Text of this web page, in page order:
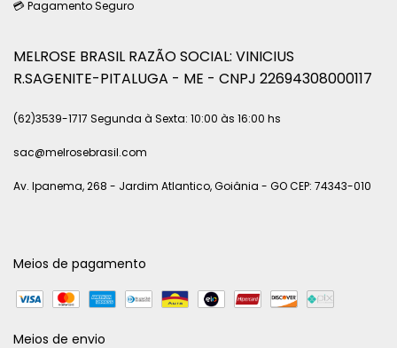
💳 Pagamento Seguro
MELROSE BRASIL RAZÃO SOCIAL: VINICIUS
R.SAGENITE-PITALUGA - ME - CNPJ 22694308000117
(62)3539-1717 Segunda à Sexta: 10:00 às 16:00 hs
sac@melrosebrasil.com
Av. Ipanema, 268 - Jardim Atlantico, Goiânia - GO CEP: 74343-010
Meios de pagamento
Meios de envio